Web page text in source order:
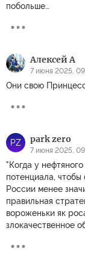
побольше…
Алексей А
7 июня 2025,
Они свою
PZ park zero
7 июня 2025,
"Когда у
потенциала,
России менее
правильная
вороженьки як
злокачественное